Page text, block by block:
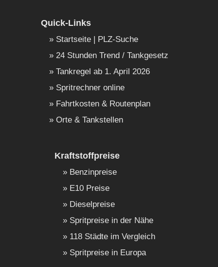
Quick-Links
Startseite | PLZ-Suche
24 Stunden Trend / Tankgesetz
Tankregel ab 1. April 2026
Spritrechner online
Fahrtkosten & Routenplan
Orte & Tankstellen
Kraftstoffpreise
Benzinpreise
E10 Preise
Dieselpreise
Spritpreise in der Nähe
118 Städte im Vergleich
Spritpreise in Europa